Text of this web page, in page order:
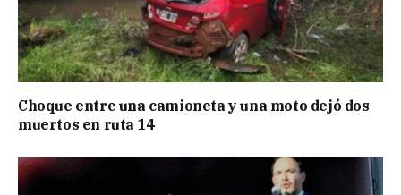
Choque entre una camioneta y una moto dejó dos
muertos en ruta 14